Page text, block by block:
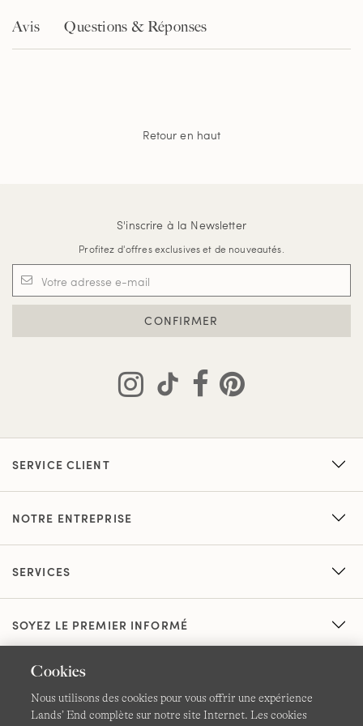
Avis Questions & Réponses
Retour en haut
S'inscrire à la Newsletter
Profitez d'offres exclusives et de nouveautés.
CONFIRMER
SERVICE CLIENT
NOTRE ENTREPRISE
SERVICES
SOYEZ LE PREMIER INFORMÉ
Cookies
Nous utilisons des cookies pour vous offrir une expérience
Lands’ End complète sur notre site Internet. Les cookies